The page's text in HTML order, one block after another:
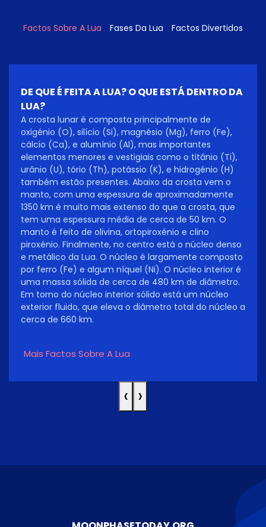
Factos Sobre A Lua Fases Da Lua Factos Divertidos
DE QUE É FEITA A LUA? O QUE ESTÁ DENTRO DA
LUA?
A crosta lunar é composta principalmente de
oxigénio (O), silício (Si), magnésio (Mg), ferro (Fe),
cálcio (Ca), e alumínio (Al), mas importantes
elementos menores e vestigiais como o titânio (Ti),
urânio (U), tório (Th), potássio (K), e hidrogénio (H)
também estão presentes. Abaixo da crosta vem o
manto, com uma espessura de aproximadamente
1350 km é muito mais extenso do que a crosta, que
tem uma espessura média de cerca de 50 km. O
manto é feito de olivina, ortopiroxénio e clino
piroxénio. Finalmente, no centro está o núcleo denso
e metálico da Lua. O núcleo é largamente composto
por ferro (Fe) e algum níquel (Ni). O núcleo interior é
uma massa sólida de cerca de 480 km de diâmetro.
Em torno do núcleo interior sólido está um núcleo
exterior fluido, que eleva o diâmetro total do núcleo a
cerca de 660 km.
Mais Factos Sobre A Lua
‹ ›